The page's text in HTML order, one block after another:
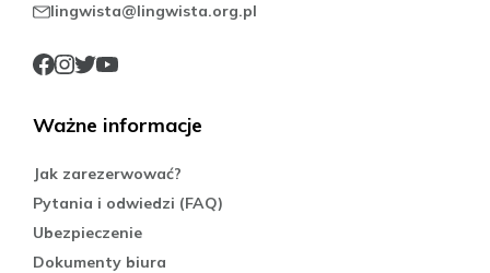
lingwista@lingwista.org.pl
Ważne informacje
Jak zarezerwować?
Pytania i odwiedzi (FAQ)
Ubezpieczenie
Dokumenty biura